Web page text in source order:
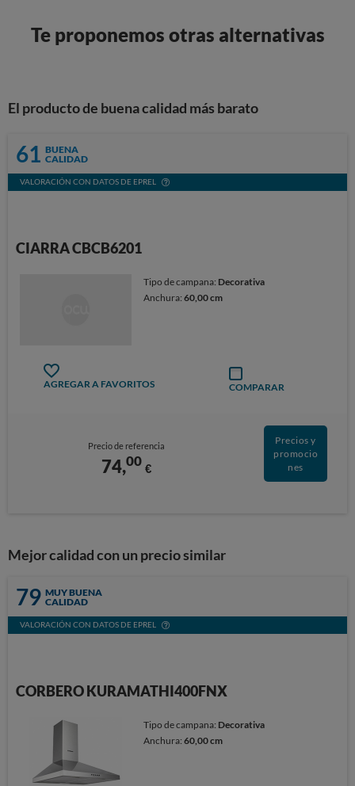
Te proponemos otras alternativas
El producto de buena calidad más barato
61 BUENA
CALIDAD
VALORACIÓN CON DATOS DE EPREL
CIARRA CBCB6201
Tipo de campana: Decorativa
Anchura:60,00 cm
AGREGAR A FAVORITOS COMPARAR
Precio de referencia
74,00 €
Precios y
promocio
nes
Mejor calidad con un precio similar
79 MUY BUENA
CALIDAD
VALORACIÓN CON DATOS DE EPREL
CORBERO KURAMATHI400FNX
Tipo de campana: Decorativa
Anchura:60,00 cm